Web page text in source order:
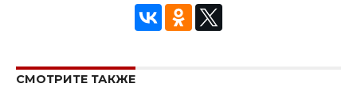
СМОТРИТЕ ТАКЖЕ